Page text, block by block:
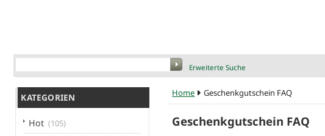
Erweiterte Suche
KATEGORIEN
Hot (105)
Home Geschenkgutschein FAQ
Geschenkgutschein FAQ